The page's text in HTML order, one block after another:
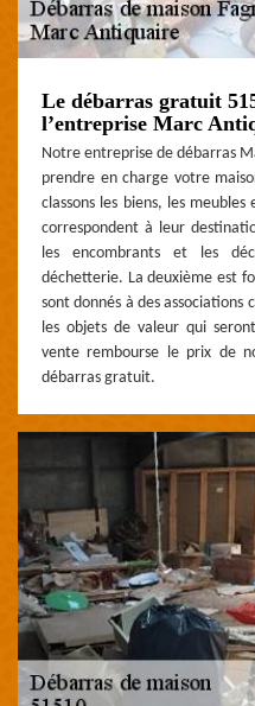
Le débarras gratuit
l’entreprise Marc
Notre entreprise de débarras
prendre en charge votre
classons les biens, les
correspondent à leur
les encombrants et les
déchetterie. La deuxième est
sont donnés à des
les objets de valeur qui
vente rembourse le prix de
débarras gratuit.